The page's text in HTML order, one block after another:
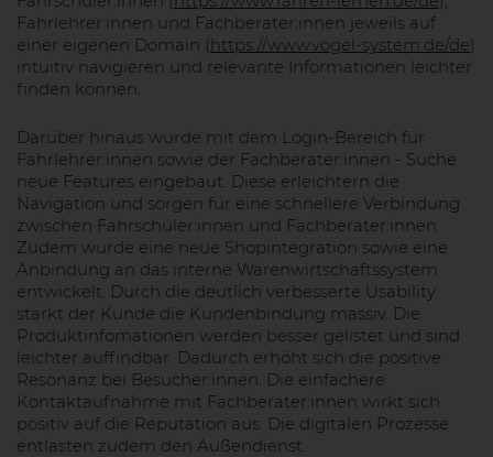
Fahrlehrer:innen und Fachberater:innen jeweils auf
einer eigenen Domain (https://www.vogel-system.de/de)
intuitiv navigieren und relevante Informationen leichter
finden können.
Darüber hinaus wurde mit dem Login-Bereich für
Fahrlehrer:innen sowie der Fachberater:innen - Suche
neue Features eingebaut. Diese erleichtern die
Navigation und sorgen für eine schnellere Verbindung
zwischen Fahrschüler:innen und Fachberater:innen
Zudem wurde eine neue Shopintegration sowie eine
Anbindung an das interne Warenwirtschaftssystem
entwickelt. Durch die deutlich verbesserte Usability
stärkt der Kunde die Kundenbindung massiv. Die
Produktinfomationen werden besser gelistet und sind
leichter auffindbar. Dadurch erhöht sich die positive
Resonanz bei Besucher:innen. Die einfachere
Kontaktaufnahme mit Fachberater:innen wirkt sich
positiv auf die Reputation aus. Die digitalen Prozesse
entlasten zudem den Außendienst.